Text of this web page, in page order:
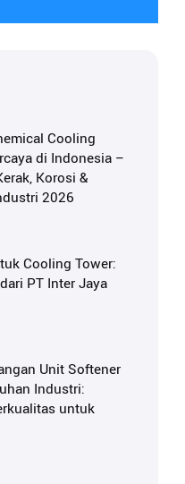
Cooling
di Indonesia –
Korosi &
2026
Cooling Tower:
PT Inter Jaya
Unit Softener
Industri:
untuk